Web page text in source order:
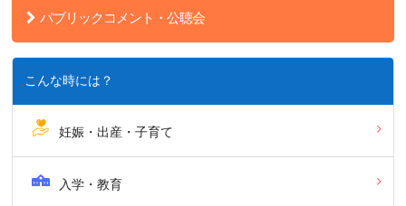
パブリックコメント・公聴会
こんな時には？
妊娠・出産・子育て
入学・教育